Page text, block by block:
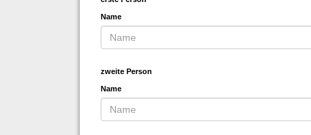
Name
zweite Person
Name